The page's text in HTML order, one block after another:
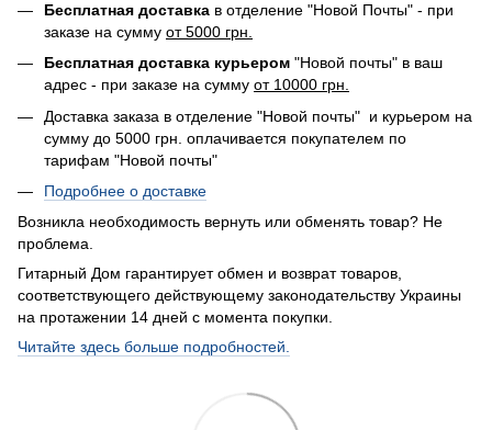
Бесплатная доставка в отделение "Новой Почты" - при
заказе на сумму от 5000 грн.
Бесплатная доставка курьером "Новой почты" в ваш
адрес - при заказе на сумму от 10000 грн.
Доставка заказа в отделение "Новой почты" и курьером на
сумму до 5000 грн. оплачивается покупателем по
тарифам "Новой почты"
Подробнее о доставке
Возникла необходимость вернуть или обменять товар? Не
проблема.
Гитарный Дом гарантирует обмен и возврат товаров,
соответствующего действующему законодательству Украины
на протажении 14 дней с момента покупки.
Читайте здесь больше подробностей.